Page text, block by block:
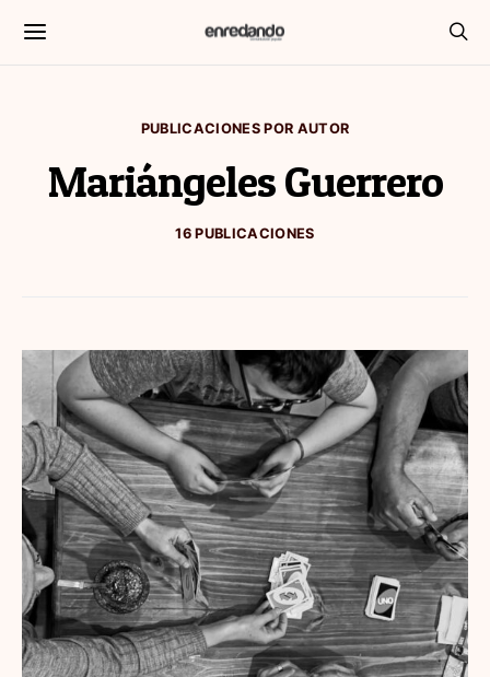
PUBLICACIONES POR AUTOR
Mariángeles Guerrero
16 PUBLICACIONES